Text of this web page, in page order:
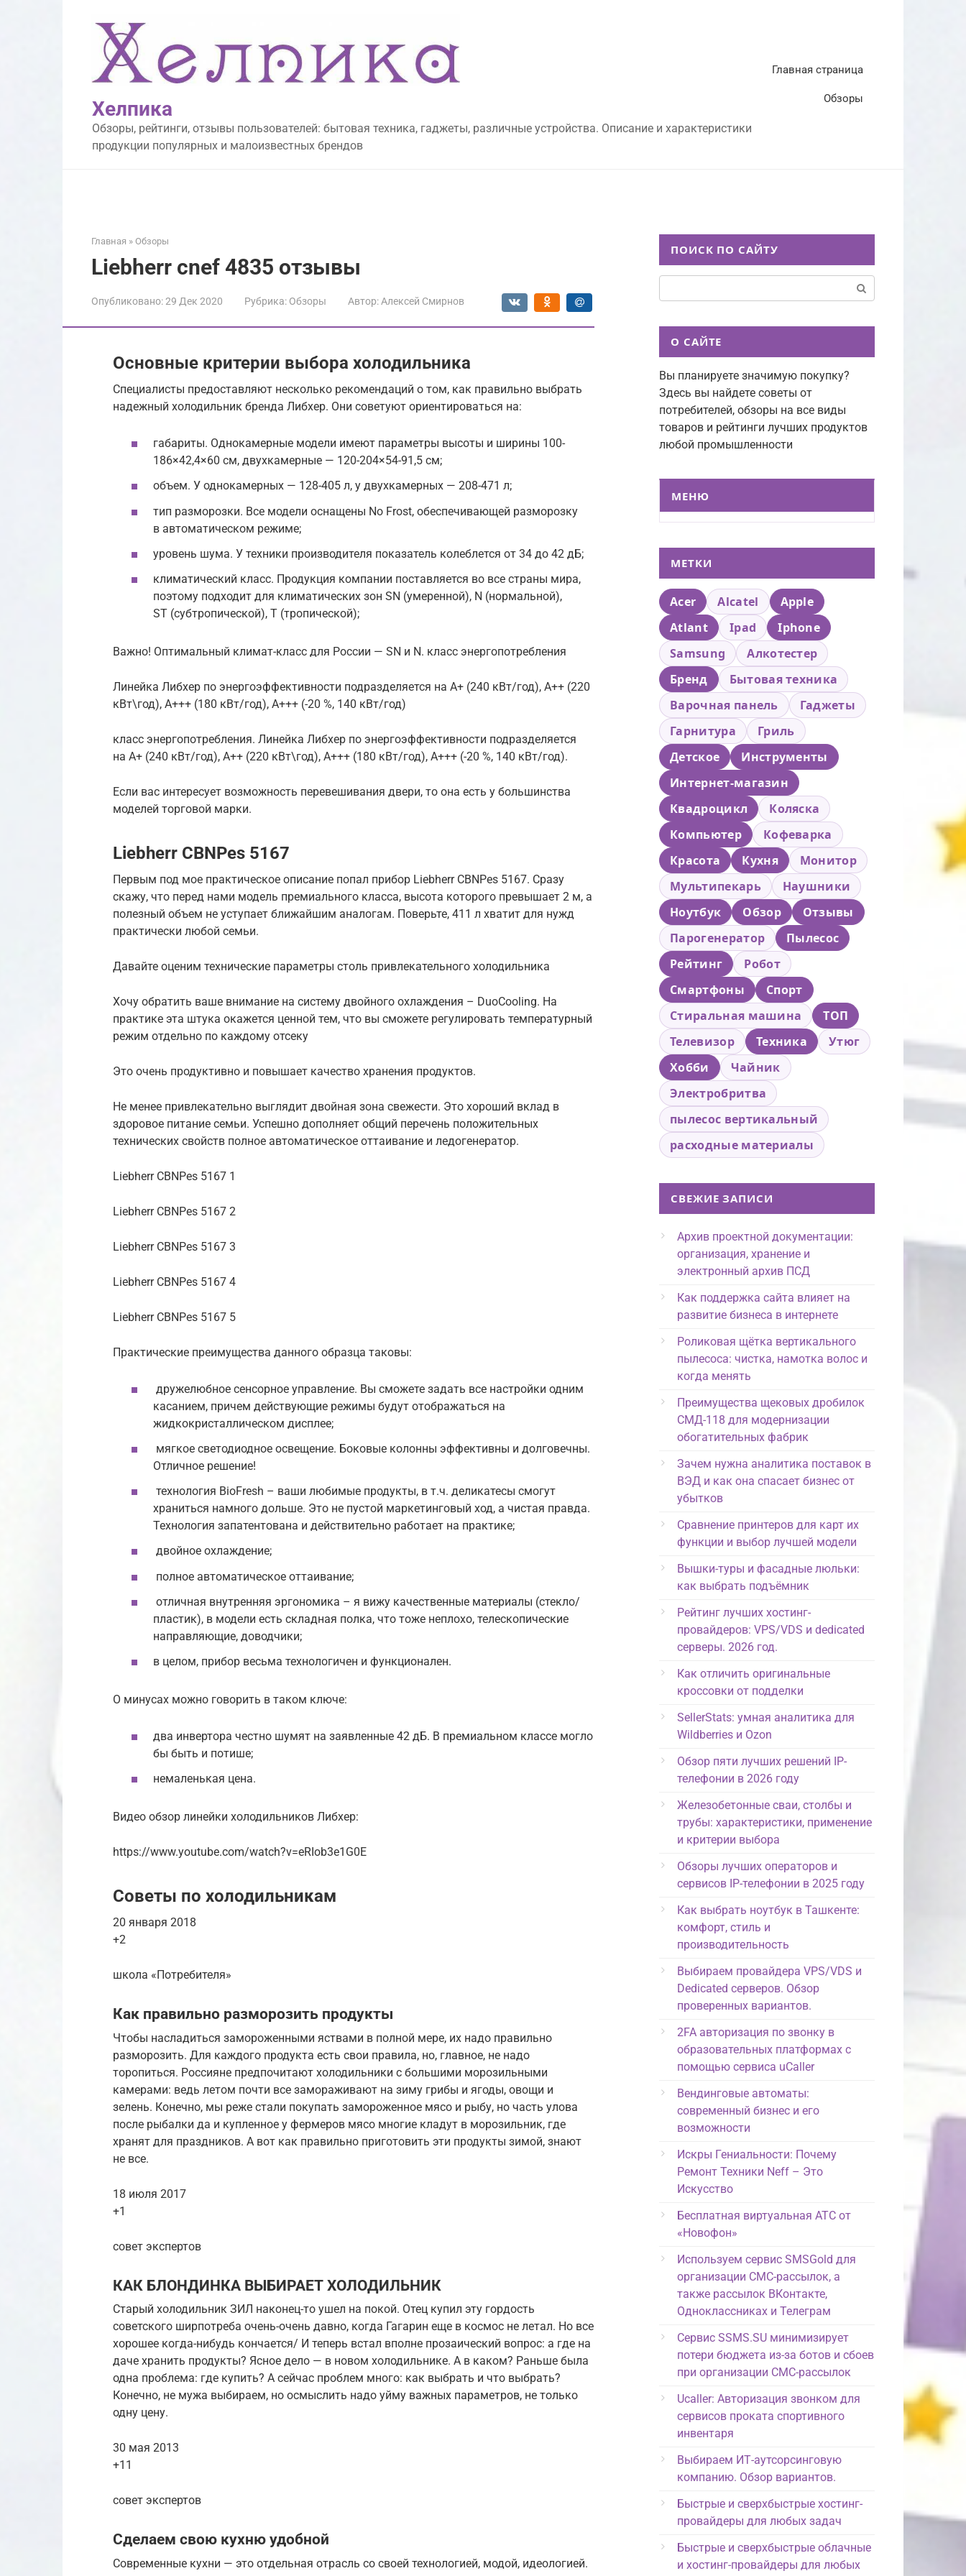
Хелпика
Обзоры, рейтинги, отзывы пользователей: бытовая техника, гаджеты, различные устройства. Описание и характеристики
продукции популярных и малоизвестных брендов
Главная страница
Обзоры
Главная » Обзоры
Liebherr cnef 4835 отзывы
Опубликовано:29 Дек 2020 Рубрика: Обзоры Автор: Алексей Смирнов
Основные критерии выбора холодильника
Специалисты предоставляют несколько рекомендаций о том, как правильно выбрать
надежный холодильник бренда Либхер. Они советуют ориентироваться на:
габариты. Однокамерные модели имеют параметры высоты и ширины 100-
186×42,4×60 см, двухкамерные — 120-204×54-91,5 см;
объем. У однокамерных — 128-405 л, у двухкамерных — 208-471 л;
тип разморозки. Все модели оснащены No Frost, обеспечивающей разморозку
в автоматическом режиме;
уровень шума. У техники производителя показатель колеблется от 34 до 42 дБ;
климатический класс. Продукция компании поставляется во все страны мира,
поэтому подходит для климатических зон SN (умеренной), N (нормальной),
ST (субтропической), T (тропической);
Важно! Оптимальный климат-класс для России — SN и N. класс энергопотребления
Линейка Либхер по энергоэффективности подразделяется на А+ (240 кВт/год), А++ (220
кВт\год), А+++ (180 кВт/год), А+++ (-20 %, 140 кВт/год)
класс энергопотребления. Линейка Либхер по энергоэффективности подразделяется
на А+ (240 кВт/год), А++ (220 кВт\год), А+++ (180 кВт/год), А+++ (-20 %, 140 кВт/год).
Если вас интересует возможность перевешивания двери, то она есть у большинства
моделей торговой марки.
Liebherr CBNPes 5167
Первым под мое практическое описание попал прибор Liebherr CBNPes 5167. Сразу
скажу, что перед нами модель премиального класса, высота которого превышает 2 м, а
полезный объем не уступает ближайшим аналогам. Поверьте, 411 л хватит для нужд
практически любой семьи.
Давайте оценим технические параметры столь привлекательного холодильника
Хочу обратить ваше внимание на систему двойного охлаждения – DuoCooling. На
практике эта штука окажется ценной тем, что вы сможете регулировать температурный
режим отдельно по каждому отсеку
Это очень продуктивно и повышает качество хранения продуктов.
Не менее привлекательно выглядит двойная зона свежести. Это хороший вклад в
здоровое питание семьи. Успешно дополняет общий перечень положительных
технических свойств полное автоматическое оттаивание и ледогенератор.
Liebherr CBNPes 5167 1
Liebherr CBNPes 5167 2
Liebherr CBNPes 5167 3
Liebherr CBNPes 5167 4
Liebherr CBNPes 5167 5
Практические преимущества данного образца таковы:
дружелюбное сенсорное управление. Вы сможете задать все настройки одним
касанием, причем действующие режимы будут отображаться на
жидкокристаллическом дисплее;
мягкое светодиодное освещение. Боковые колонны эффективны и долговечны.
Отличное решение!
технология BioFresh – ваши любимые продукты, в т.ч. деликатесы смогут
храниться намного дольше. Это не пустой маркетинговый ход, а чистая правда.
Технология запатентована и действительно работает на практике;
двойное охлаждение;
полное автоматическое оттаивание;
отличная внутренняя эргономика – я вижу качественные материалы (стекло/
пластик), в модели есть складная полка, что тоже неплохо, телескопические
направляющие, доводчики;
в целом, прибор весьма технологичен и функционален.
О минусах можно говорить в таком ключе:
два инвертора честно шумят на заявленные 42 дБ. В премиальном классе могло
бы быть и потише;
немаленькая цена.
Видео обзор линейки холодильников Либхер:
https://www.youtube.com/watch?v=eRIob3e1G0E
Советы по холодильникам
20 января 2018
+2
школа «Потребителя»
Как правильно разморозить продукты
Чтобы насладиться замороженными яствами в полной мере, их надо правильно
разморозить. Для каждого продукта есть свои правила, но, главное, не надо
торопиться. Россияне предпочитают холодильники с большими морозильными
камерами: ведь летом почти все замораживают на зиму грибы и ягоды, овощи и
зелень. Конечно, мы реже стали покупать замороженное мясо и рыбу, но часть улова
после рыбалки да и купленное у фермеров мясо многие кладут в морозильник, где
хранят для праздников. А вот как правильно приготовить эти продукты зимой, знают
не все.
18 июля 2017
+1
совет экспертов
КАК БЛОНДИНКА ВЫБИРАЕТ ХОЛОДИЛЬНИК
Старый холодильник ЗИЛ наконец-то ушел на покой. Отец купил эту гордость
советского ширпотреба очень-очень давно, когда Гагарин еще в космос не летал. Но все
хорошее когда-нибудь кончается/ И теперь встал вполне прозаический вопрос: а где на
даче хранить продукты? Ясное дело — в новом холодильнике. А в каком? Раньше была
одна проблема: где купить? А сейчас проблем много: как выбрать и что выбрать?
Конечно, не мужа выбираем, но осмыслить надо уйму важных параметров, не только
одну цену.
30 мая 2013
+11
совет экспертов
Сделаем свою кухню удобной
Современные кухни — это отдельная отрасль со своей технологией, модой, идеологией.
ПОИСК ПО САЙТУ
О САЙТЕ
Вы планируете значимую покупку?
Здесь вы найдете советы от
потребителей, обзоры на все виды
товаров и рейтинги лучших продуктов
любой промышленности
МЕНЮ
МЕТКИ
Acer Alcatel
Apple
Atlant
Ipad
Iphone
Samsung
Алкотестер
Бренд
Бытовая техника
Варочная панель
Гаджеты
Гарнитура
Гриль
Детское
Инструменты
Интернет-магазин
Квадроцикл
Коляска
Компьютер
Кофеварка
Красота
Кухня
Монитор
Мультипекарь
Наушники
Ноутбук
Обзор
Отзывы
Парогенератор
Пылесос
Рейтинг
Робот
Смартфоны
Спорт
Стиральная машина
ТОП
Телевизор
Техника
Утюг
Хобби
Чайник
Электробритва
пылесос вертикальный
расходные материалы
СВЕЖИЕ ЗАПИСИ
Архив проектной документации:
организация, хранение и
электронный архив ПСД
Как поддержка сайта влияет на
развитие бизнеса в интернете
Роликовая щётка вертикального
пылесоса: чистка, намотка волос и
когда менять
Преимущества щековых дробилок
СМД-118 для модернизации
обогатительных фабрик
Зачем нужна аналитика поставок в
ВЭД и как она спасает бизнес от
убытков
Сравнение принтеров для карт их
функции и выбор лучшей модели
Вышки-туры и фасадные люльки:
как выбрать подъёмник
Рейтинг лучших хостинг-
провайдеров: VPS/VDS и dedicated
серверы. 2026 год.
Как отличить оригинальные
кроссовки от подделки
SellerStats: умная аналитика для
Wildberries и Ozon
Обзор пяти лучших решений IP-
телефонии в 2026 году
Железобетонные сваи, столбы и
трубы: характеристики, применение
и критерии выбора
Обзоры лучших операторов и
сервисов IP-телефонии в 2025 году
Как выбрать ноутбук в Ташкенте:
комфорт, стиль и
производительность
Выбираем провайдера VPS/VDS и
Dedicated серверов. Обзор
проверенных вариантов.
2FA авторизация по звонку в
образовательных платформах с
помощью сервиса uCaller
Вендинговые автоматы:
современный бизнес и его
возможности
Искры Гениальности: Почему
Ремонт Техники Neff – Это
Искусство
Бесплатная виртуальная АТС от
«Новофон»
Используем сервис SMSGold для
организации СМС-рассылок, а
также рассылок ВКонтакте,
Одноклассниках и Телеграм
Сервис SSMS.SU минимизирует
потери бюджета из-за ботов и сбоев
при организации СМС-рассылок
Ucaller: Авторизация звонком для
сервисов проката спортивного
инвентаря
Выбираем ИТ-аутсорсинговую
компанию. Обзор вариантов.
Быстрые и сверхбыстрые хостинг-
провайдеры для любых задач
Быстрые и сверхбыстрые облачные
и хостинг-провайдеры для любых